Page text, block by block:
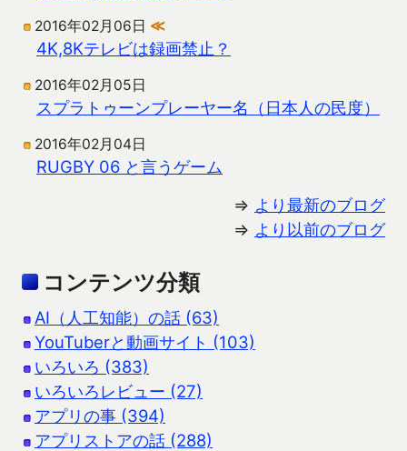
2016年02月06日 ≪
4K,8Kテレビは録画禁止？
2016年02月05日
スプラトゥーンプレーヤー名（日本人の民度）
2016年02月04日
RUGBY 06 と言うゲーム
⇒ より最新のブログ
⇒ より以前のブログ
コンテンツ分類
AI（人工知能）の話 (63)
YouTuberと動画サイト (103)
いろいろ (383)
いろいろレビュー (27)
アプリの事 (394)
アプリストアの話 (288)